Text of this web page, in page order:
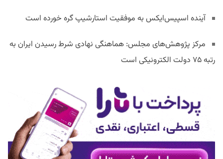
آینده اسپیس‌ایکس به موفقیت استارشیپ گره خورده است
مرکز پژوهش‌های مجلس: هماهنگی نهادی شرط رسیدن ایران به
رتبه ۷۵ دولت الکترونیکی است